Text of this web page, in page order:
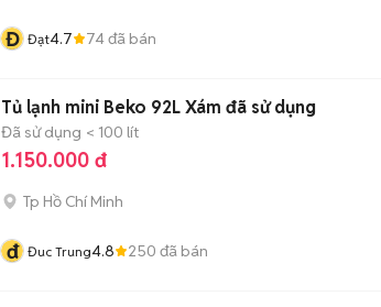
Đ Đạt4.7 74đã bán
Tủ lạnh mini Beko 92L Xám đã sử dụng
Đã sử dụng < 100 lít
1.150.000 đ
Tp Hồ Chí Minh
đ Đuc Trung4.8 250 đã bán